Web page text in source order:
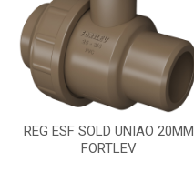
REG ESF SOLD UNIAO 20MM
FORTLEV